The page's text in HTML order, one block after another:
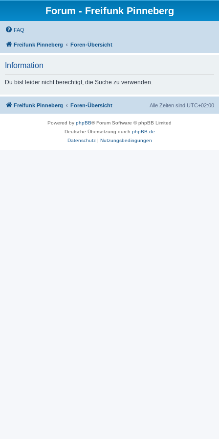
Forum - Freifunk Pinneberg
FAQ
Freifunk Pinneberg Foren-Übersicht
Information
Du bist leider nicht berechtigt, die Suche zu verwenden.
Freifunk Pinneberg Foren-Übersicht Alle Zeiten sind UTC+02:00
Powered by phpBB® Forum Software © phpBB Limited
Deutsche Übersetzung durch phpBB.de
Datenschutz| Nutzungsbedingungen